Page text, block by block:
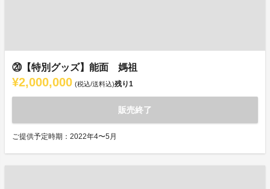
⑳【特別グッズ】能面 媽祖
¥2,000,000 (税込/送料込)残り1
販売終了
ご提供予定時期：2022年4〜5月